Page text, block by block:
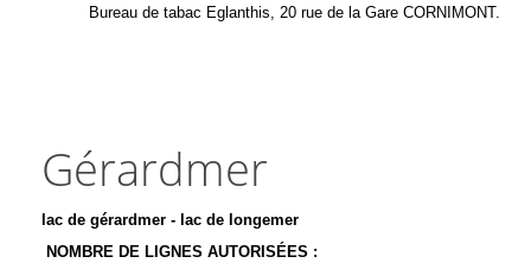
Bureau de tabac Eglanthis, 20 rue de la Gare CORNIMONT.
Gérardmer
lac de gérardmer - lac de longemer
NOMBRE DE LIGNES AUTORISÉES :